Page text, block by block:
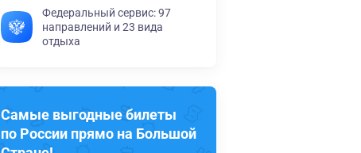
Федеральный сервис: 97
направлений и 23 вида
отдыха
Самые выгодные билеты
по России прямо на Большой